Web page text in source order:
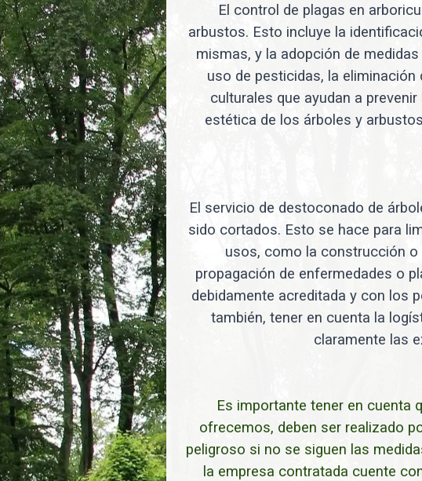
El control de plagas en
arbustos. Esto incluye la
mismas, y la adopción de
uso de pesticidas, la
culturales que ayudan a
estética de los árboles y
El servicio de destoconado de
sido cortados. Esto se hace para
usos, como la construcción o
propagación de enfermedades o
debidamente acreditada y con los
también, tener en cuenta la
claramente las
Es importante tener en cuenta
ofrecemos, deben ser realizado
peligroso si no se siguen las
la empresa contratada cuente